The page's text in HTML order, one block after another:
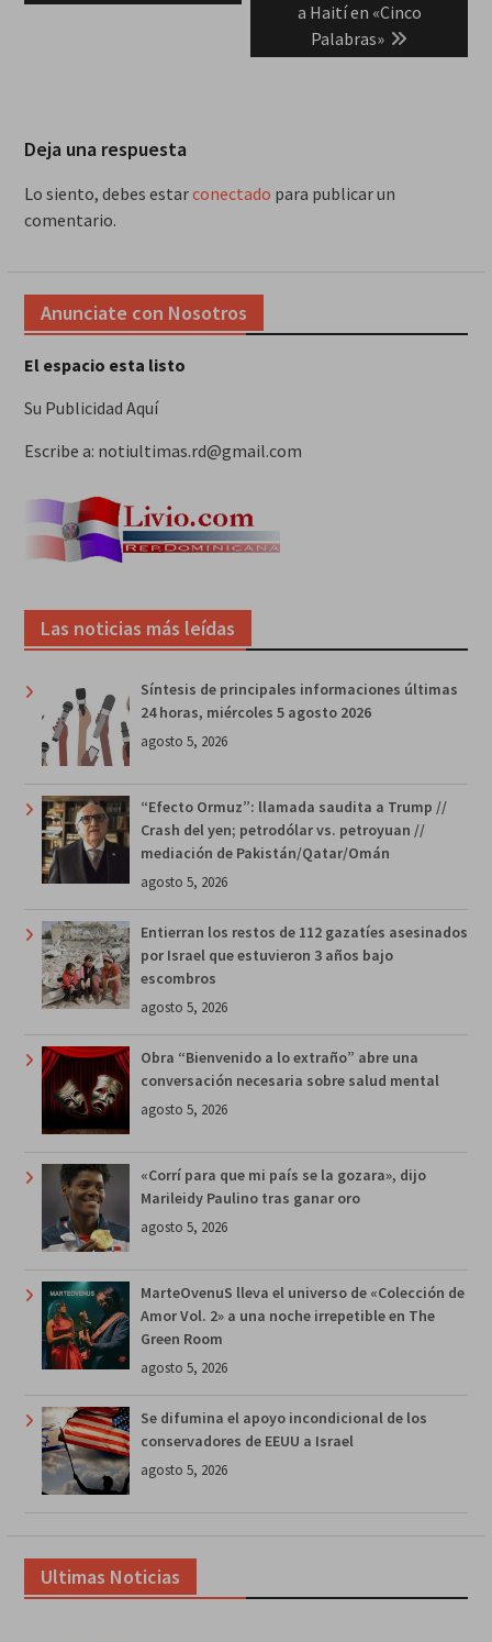
a Haití en «Cinco
Palabras»
Deja una respuesta
Lo siento, debes estarconectado para publicar un
comentario.
Anunciate con Nosotros
El espacio esta listo
Su Publicidad Aquí
Escribe a: notiultimas.rd@gmail.com
Las noticias más leídas
Síntesis de principales informaciones últimas
24 horas, miércoles 5 agosto 2026
agosto 5, 2026
“Efecto Ormuz”: llamada saudita a Trump //
Crash del yen; petrodólar vs. petroyuan //
mediación de Pakistán/Qatar/Omán
agosto 5, 2026
Entierran los restos de 112 gazatíes asesinados
por Israel que estuvieron 3 años bajo
escombros
agosto 5, 2026
Obra “Bienvenido a lo extraño” abre una
conversación necesaria sobre salud mental
agosto 5, 2026
«Corrí para que mi país se la gozara», dijo
Marileidy Paulino tras ganar oro
agosto 5, 2026
MarteOvenuS lleva el universo de «Colección de
Amor Vol. 2» a una noche irrepetible en The
Green Room
agosto 5, 2026
Se difumina el apoyo incondicional de los
conservadores de EEUU a Israel
agosto 5, 2026
Ultimas Noticias